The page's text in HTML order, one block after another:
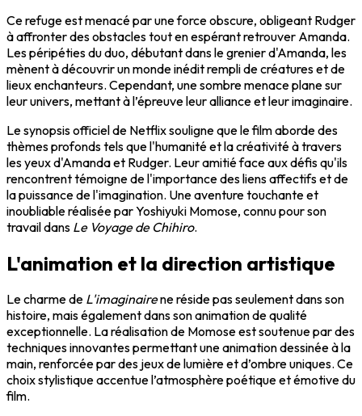
Ce refuge est menacé par une force obscure, obligeant Rudger
à affronter des obstacles tout en espérant retrouver Amanda.
Les péripéties du duo, débutant dans le grenier d'Amanda, les
mènent à découvrir un monde inédit rempli de créatures et de
lieux enchanteurs. Cependant, une sombre menace plane sur
leur univers, mettant à l’épreuve leur alliance et leur imaginaire.
Le synopsis officiel de Netflix souligne que le film aborde des
thèmes profonds tels que l'humanité et la créativité à travers
les yeux d'Amanda et Rudger. Leur amitié face aux défis qu'ils
rencontrent témoigne de l'importance des liens affectifs et de
la puissance de l'imagination. Une aventure touchante et
inoubliable réalisée par Yoshiyuki Momose, connu pour son
travail dans Le Voyage de Chihiro.
L'animation et la direction artistique
Le charme de L'imaginairene réside pas seulement dans son
histoire, mais également dans son animation de qualité
exceptionnelle. La réalisation de Momose est soutenue par des
techniques innovantes permettant une animation dessinée à la
main, renforcée par des jeux de lumière et d’ombre uniques. Ce
choix stylistique accentue l’atmosphère poétique et émotive du
film.